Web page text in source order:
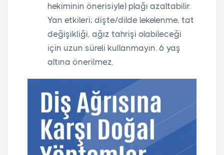
hekiminin önerisiyle) plağı azaltabilir.
Yan etkileri; dişte/dilde lekelenme, tat
değişikliği, ağız tahrişi olabileceği
için uzun süreli kullanmayın. 6 yaş
altına önerilmez.